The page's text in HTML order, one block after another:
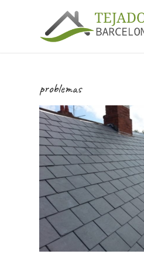
problemas